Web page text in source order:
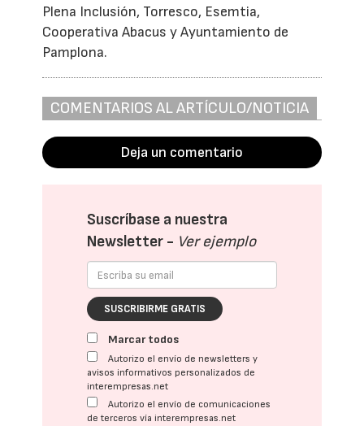
Plena Inclusión, Torresco, Esemtia,
Cooperativa Abacus y Ayuntamiento de
Pamplona.
COMENTARIOS AL ARTÍCULO/NOTICIA
Deja un comentario
Suscríbase a nuestra
Newsletter - Ver ejemplo
SUSCRIBIRME GRATIS
Marcar todos
Autorizo el envío de newsletters y
avisos informativos personalizados de
interempresas.net
Autorizo el envío de comunicaciones
de terceros vía interempresas.net